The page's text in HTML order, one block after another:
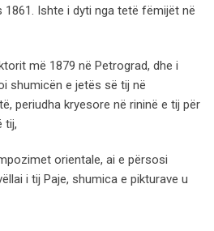
Ishte i dyti nga tetë fëmijët në
më 1879 në Petrograd, dhe i
shumicën e jetës së tij në
periudha kryesore në rininë e tij për
tij,
orientale, ai e përsosi
i tij Paje, shumica e pikturave u